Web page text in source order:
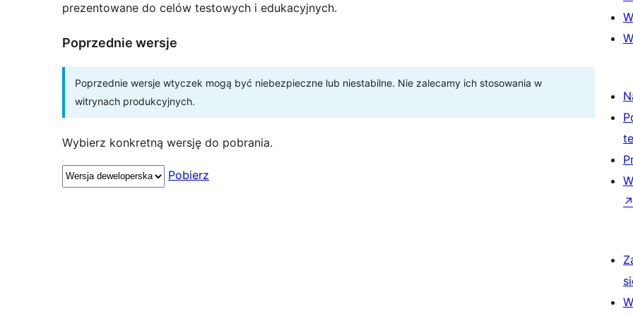
prezentowane do celów testowych i edukacyjnych.
Poprzednie wersje
Poprzednie wersje wtyczek mogą być niebezpieczne lub niestabilne. Nie zalecamy ich stosowania w
witrynach produkcyjnych.
Wybierz konkretną wersję do pobrania.
Pobierz
↗